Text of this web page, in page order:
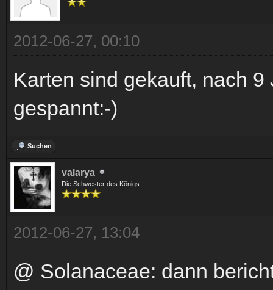
2012-06-27, 00:10
Karten sind gekauft, nach
gespannt:-)
Suchen
valarya
Die Schwester des Königs
2012-06-27, 13:04
@ Solanaceae: dann